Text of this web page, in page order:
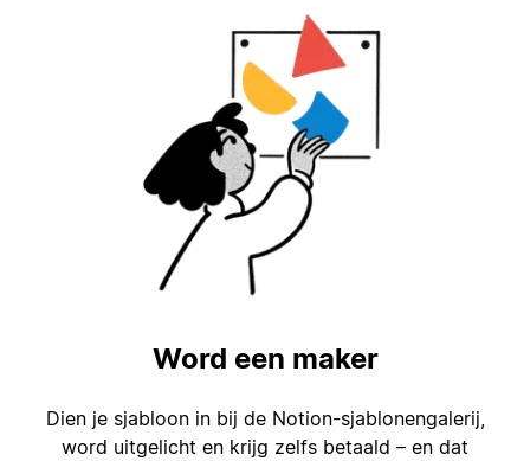
Word een maker
Dien je sjabloon in bij de Notion-sjablonengalerij,
word uitgelicht en krijg zelfs betaald – en dat